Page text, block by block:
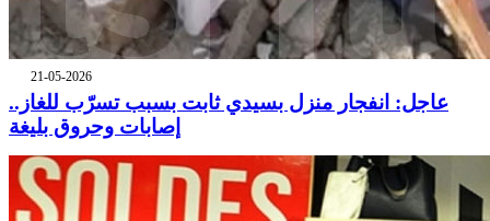
21-05-2026
عاجل: انفجار منزل بسيدي ثابت بسبب تسرّب للغاز..
إصابات وحروق بليغة